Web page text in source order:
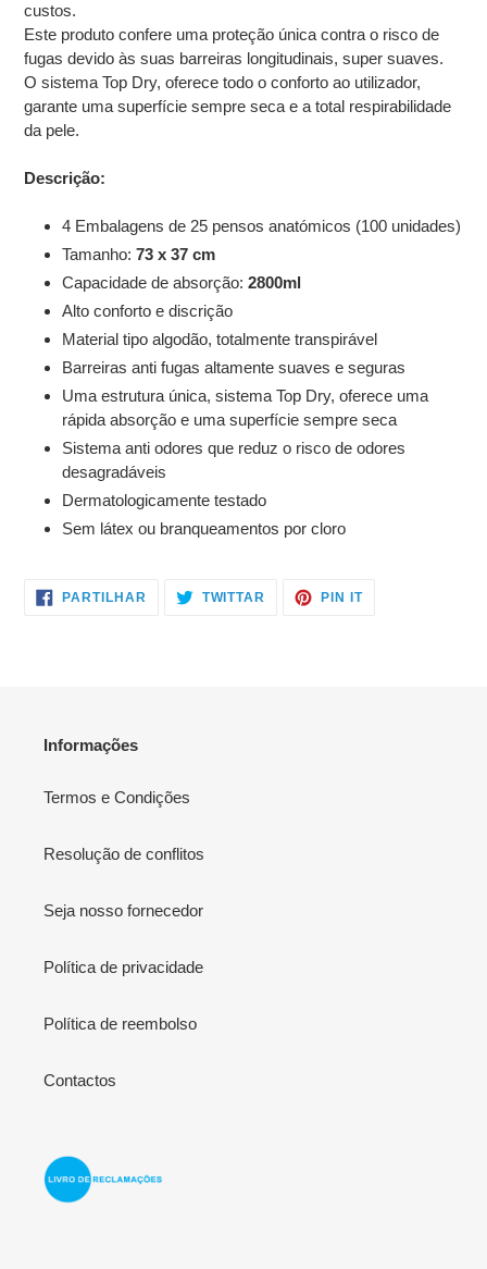
custos.
Este produto confere uma proteção única contra o risco de
fugas devido às suas barreiras longitudinais, super suaves.
O sistema Top Dry, oferece todo o conforto ao utilizador,
garante uma superfície sempre seca e a total respirabilidade
da pele.
Descrição:
4 Embalagens de 25 pensos anatómicos (100 unidades)
Tamanho: 73 x 37 cm
Capacidade de absorção: 2800ml
Alto conforto e discrição
Material tipo algodão, totalmente transpirável
Barreiras anti fugas altamente suaves e seguras
Uma estrutura única, sistema Top Dry, oferece uma
rápida absorção e uma superfície sempre seca
Sistema anti odores que reduz o risco de odores
desagradáveis
Dermatologicamente testado
Sem látex ou branqueamentos por cloro
PARTILHAR PARTILHETWITTAR TWITTARPIN ITADICIONE
Informações
Termos e Condições
Resolução de conflitos
Seja nosso fornecedor
Política de privacidade
Política de reembolso
Contactos